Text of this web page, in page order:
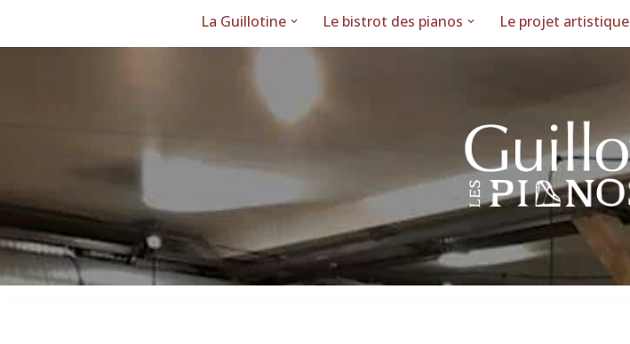
Aller
La Guillotine Le bistrot des pianos Le projet artistique